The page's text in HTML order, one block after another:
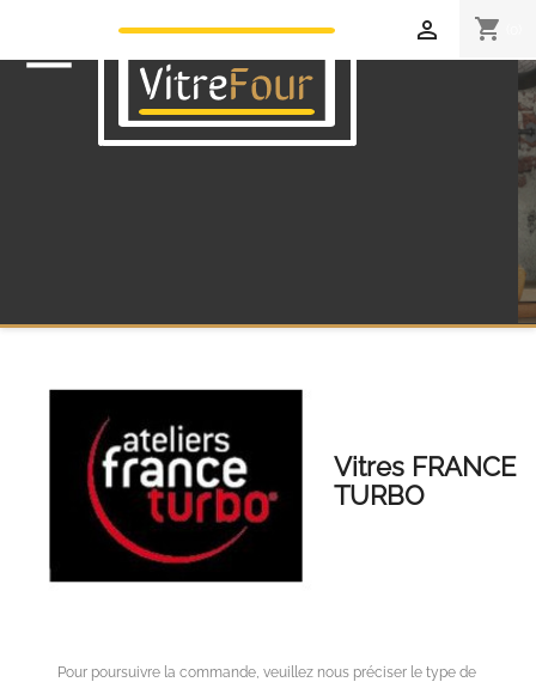
 shopping_cart

Vitres FRANCE
TURBO
Pour poursuivre la commande, veuillez nous préciser le type de